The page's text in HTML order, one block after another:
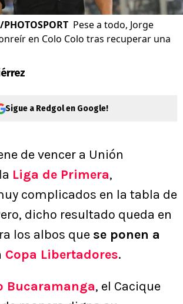
PHOTOSPORT Pese a todo, Jorge
en Colo Colo tras recuperar una
Sigue a Redgol en Google!
de vencer a Unión
Liga de Primera,
complicados en la tabla de
dicho resultado queda en
los albos que se ponen a
Copa Libertadores.
Bucaramanga, el Cacique